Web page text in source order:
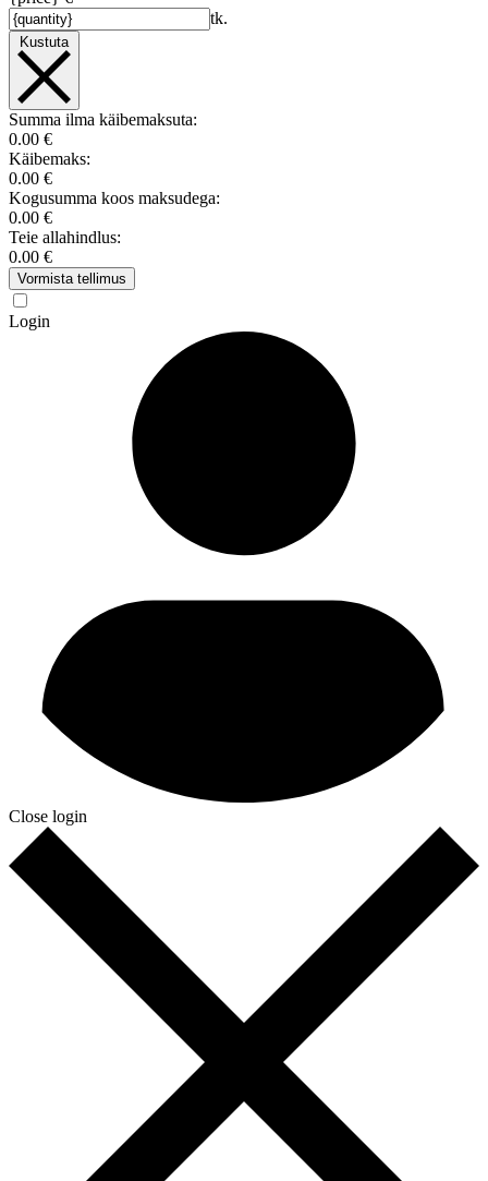
tk.
Kustuta
Summa ilma käibemaksuta:
0.00 €
Käibemaks:
0.00 €
Kogusumma koos maksudega:
0.00 €
Teie allahindlus:
0.00 €
Vormista tellimus
Login
Close login